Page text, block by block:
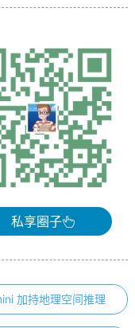
私享圈子
加持地理空间推理